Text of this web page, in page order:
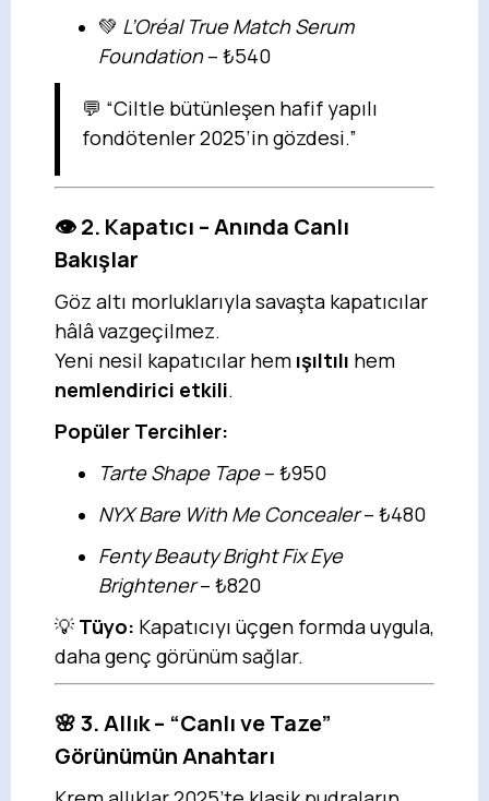
💚 L’Oréal True Match Serum
Foundation– ₺540
💬 “Ciltle bütünleşen hafif yapılı
fondötenler 2025’in gözdesi.”
👁️ 2. Kapatıcı – Anında Canlı
Bakışlar
Göz altı morluklarıyla savaşta kapatıcılar
hâlâ vazgeçilmez.
Yeni nesil kapatıcılar hem ışıltılı hem
nemlendirici etkili.
Popüler Tercihler:
Tarte Shape Tape– ₺950
NYX Bare With Me Concealer– ₺480
Fenty Beauty Bright Fix Eye
Brightener– ₺820
💡 Tüyo: Kapatıcıyı üçgen formda uygula,
daha genç görünüm sağlar.
🌸 3. Allık – “Canlı ve Taze”
Görünümün Anahtarı